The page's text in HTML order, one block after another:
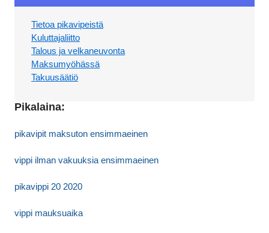
Tietoa pikavipeistä
Kuluttajaliitto
Talous ja velkaneuvonta
Maksumyöhässä
Takuusäätiö
Pikalaina:
pikavipit maksuton ensimmaeinen
vippi ilman vakuuksia ensimmaeinen
pikavippi 20 2020
vippi mauksuaika